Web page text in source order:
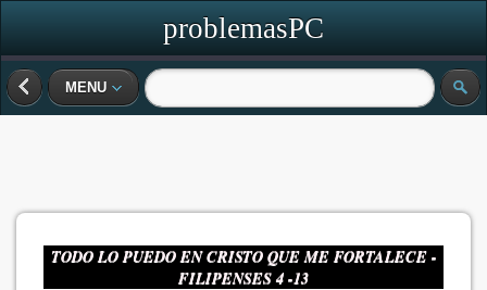
problemasPC
MENU
TODO LO PUEDO EN CRISTO QUE ME FORTALECE -
FILIPENSES 4 -13